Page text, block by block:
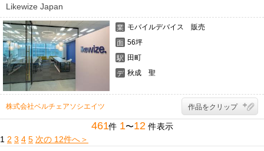
Likewize Japan
業
態
モバイルデバイス 販売
面
積
56坪
駅
田町
デ
イ
秋成 聖
株式会社ベルチェアソシエイツ 作品をクリップ
461件 1〜12件表示
1 2 3 4 5 次の 12件へ＞